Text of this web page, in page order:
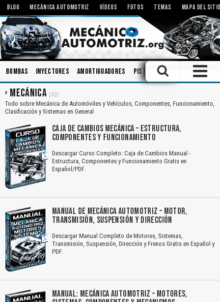
BLOG MECÁNICA AUTOMOTRIZ VÍDEOS FOTOS TEMAS MAPA DEL
Bombas Inyectores Amortiguadores Pistones Ingeniería
MECÁNICA (52)
Todo sobre Mecánica de Automóviles y Vehículos, Componentes, Funcionamiento,
Clasificación y Sistemas en General
CAJA DE CAMBIOS MECÁNICA – ESTRUCTURA,
COMPONENTES Y FUNCIONAMIENTO
Descargar Curso Completo: Caja de Cambios Manual -
Estructura, Componentes y Funcionamiento Gratis en
Español/PDF.
MANUAL DE MECÁNICA AUTOMOTRIZ – MOTOR,
TRANSMISIÓN, SUSPENSIÓN Y DIRECCIÓN
Descargar Manual Completo de Motores, Sistemas,
Transmisión, Suspensión, Dirección y Frenos Gratis en Español y
PDF.
MANUAL: MECÁNICA AUTOMOTRIZ – MOTORES,